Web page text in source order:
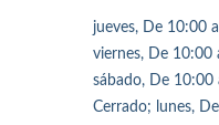
jueves, De 10:00
viernes, De 10:00
sábado, De
Cerrado; lunes,